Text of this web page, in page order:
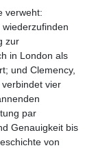
verweht:
zur
in London als
und Clemency,
vier
par
Genauigkeit bis
von